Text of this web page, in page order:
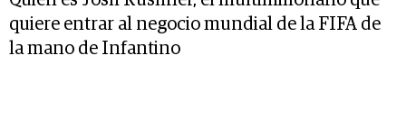
quiere entrar al negocio mundial de la FIFA de
la mano de Infantino